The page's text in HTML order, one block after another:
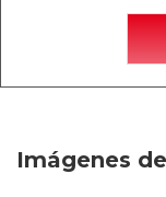
Imágenes